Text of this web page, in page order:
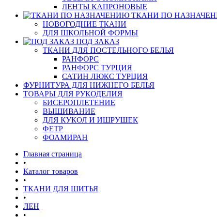
ЛЕНТЫ КАПРОНОВЫЕ
ТКАНИ ПО
НОВОГОДНИЕ ТКАНИ
ДЛЯ ШКОЛЬНОЙ ФОРМЫ
ПОД ЗАКАЗ
ТКАНИ ДЛЯ ПОСТЕЛЬНОГО БЕЛЬЯ
РАНФОРС
РАНФОРС ТУРЦИЯ
САТИН ЛЮКС ТУРЦИЯ
ФУРНИТУРА ДЛЯ НИЖНЕГО БЕЛЬЯ
ТОВАРЫ ДЛЯ РУКОДЕЛИЯ
БИСЕРОПЛЕТЕНИЕ
ВЫШИВАНИЕ
ДЛЯ КУКОЛ И ИШРУШЕК
ФЕТР
ФОАМИРАН
Главная страница
•
Каталог товаров
•
ТКАНИ ДЛЯ ШИТЬЯ
•
ЛЕН
•